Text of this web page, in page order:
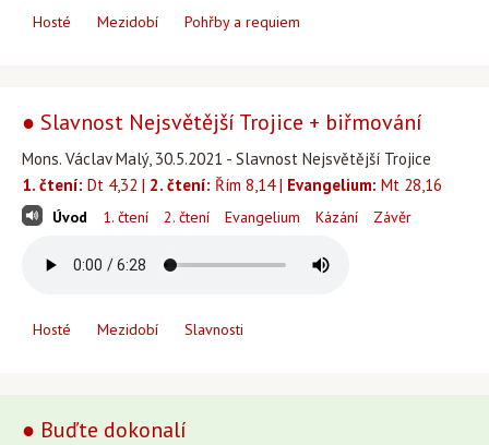
Hosté Mezidobí Pohřby a requiem
● Slavnost Nejsvětější Trojice + biřmování
Mons. Václav Malý, 30.5.2021 - Slavnost Nejsvětější Trojice
1. čtení: Dt 4,32 | 2. čtení: Řím 8,14 | Evangelium: Mt 28,16
Úvod 1. čtení 2. čtení Evangelium Kázání Závěr
Hosté Mezidobí Slavnosti
● Buďte dokonalí